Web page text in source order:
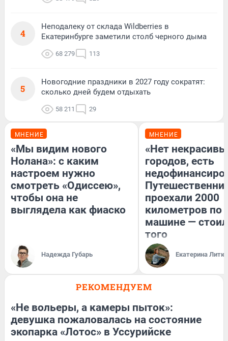
4
Неподалеку от склада Wildberries в
Екатеринбурге заметили столб черного дыма
68 279 113
5
Новогодние праздники в 2027 году сократят:
сколько дней будем отдыхать
58 211 29
МНЕНИЕ
«Мы видим нового
Нолана»: с каким
настроем нужно
смотреть «Одиссею»,
чтобы она не
выглядела как фиаско
Надежда Губарь
МНЕНИЕ
«Нет
городов, есть
проехали 2000
километров по
машине —
того
Екатерина
РЕКОМЕНДУЕМ
«Не вольеры, а камеры пыток»:
девушка пожаловалась на состояние
экопарка «Лотос» в Уссурийске